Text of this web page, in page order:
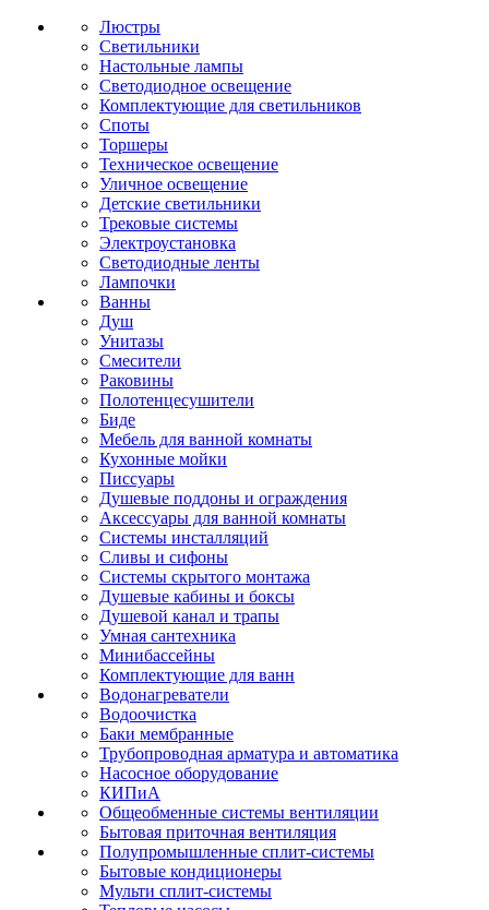
Люстры
Светильники
Настольные лампы
Светодиодное освещение
Комплектующие для светильников
Споты
Торшеры
Техническое освещение
Уличное освещение
Детские светильники
Трековые системы
Электроустановка
Светодиодные ленты
Лампочки
Ванны
Душ
Унитазы
Смесители
Раковины
Полотенцесушители
Биде
Мебель для ванной комнаты
Кухонные мойки
Писсуары
Душевые поддоны и ограждения
Аксессуары для ванной комнаты
Системы инсталляций
Сливы и сифоны
Системы скрытого монтажа
Душевые кабины и боксы
Душевой канал и трапы
Умная сантехника
Минибассейны
Комплектующие для ванн
Водонагреватели
Водоочистка
Баки мембранные
Трубопроводная арматура и автоматика
Насосное оборудование
КИПиА
Общеобменные системы вентиляции
Бытовая приточная вентиляция
Полупромышленные сплит-системы
Бытовые кондиционеры
Мульти сплит-системы